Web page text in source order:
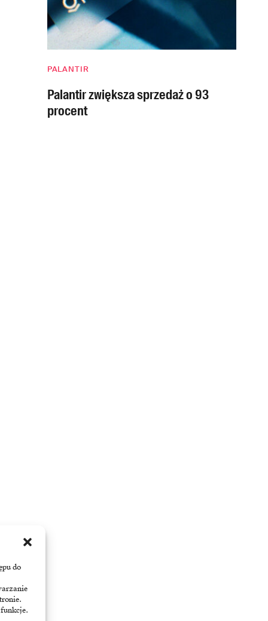
do
PALANTIR
Palantir zwiększa sprzedaż o 93
procent